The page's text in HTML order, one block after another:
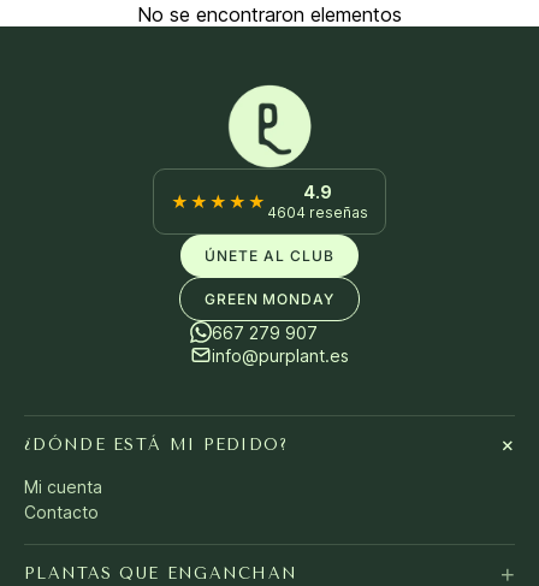
No se encontraron elementos
★★★★★ 4.9
4604 reseñas
ÚNETE AL CLUB
GREEN MONDAY
667 279 907
info@purplant.es
¿DÓNDE ESTÁ MI PEDIDO? +
Mi cuenta
Contacto
PLANTAS QUE ENGANCHAN +